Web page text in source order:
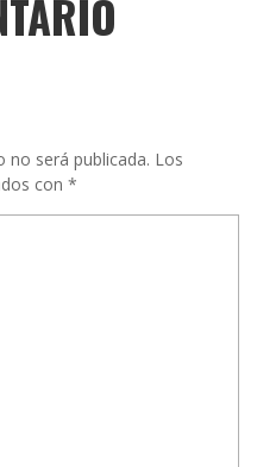
no será publicada. Los
con *